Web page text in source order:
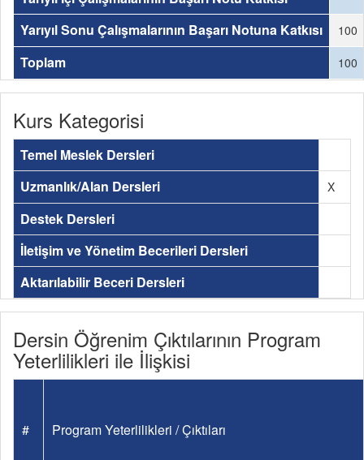
Yarıyıl Sonu Çalışmalarının Başarı Notuna Katkısı
100
Toplam 100
Kurs Kategorisi
Temel Meslek Dersleri
Uzmanlık/Alan Dersleri
X
Destek Dersleri
İletişim ve Yönetim Becerileri Dersleri
Aktarılabilir Beceri Dersleri
Dersin Öğrenim Çıktılarının Program
Yeterlilikleri ile İlişkisi
# Program Yeterlilikleri / Çıktıları